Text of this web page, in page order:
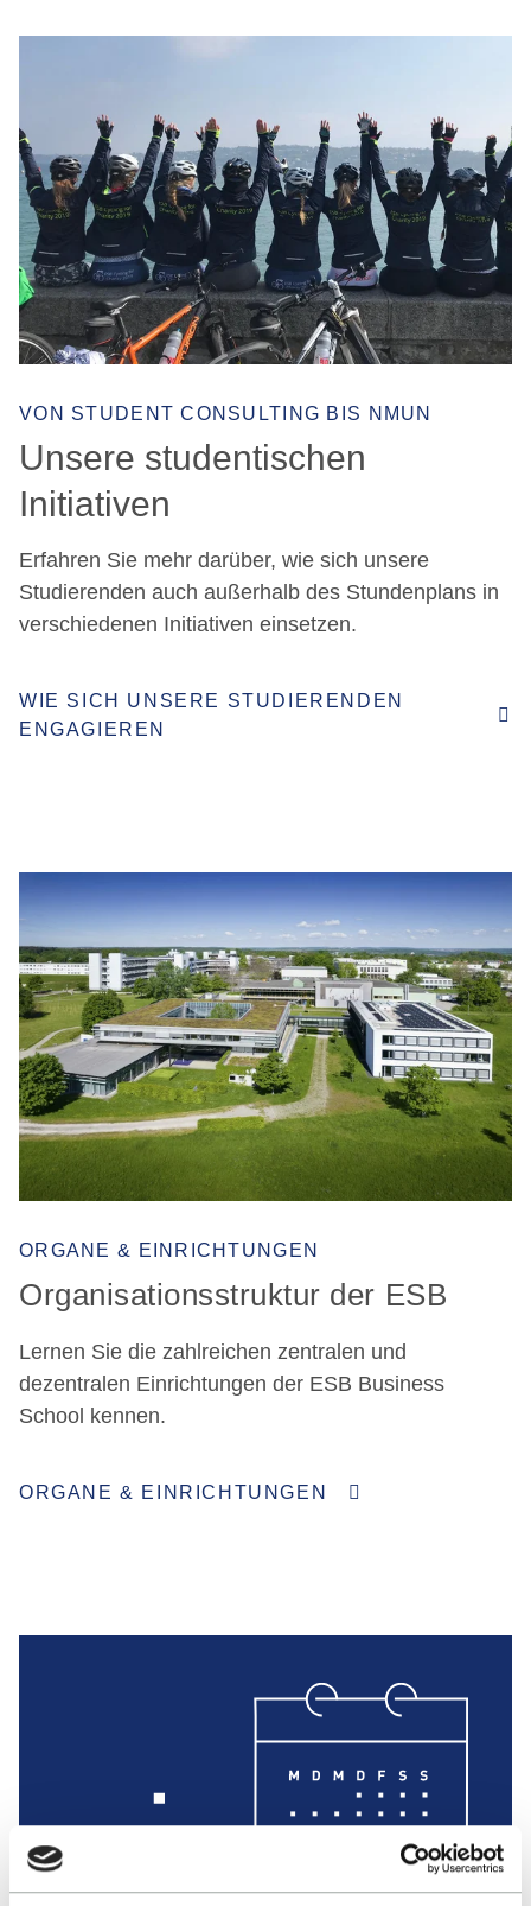
Unsere studentischen
Initiativen
VON STUDENT CONSULTING BIS NMUN
Erfahren Sie mehr darüber, wie sich unsere
Studierenden auch außerhalb des Stundenplans in
verschiedenen Initiativen einsetzen.
WIE SICH UNSERE STUDIERENDEN
ENGAGIEREN
Organisationsstruktur der ESB
ORGANE & EINRICHTUNGEN
Lernen Sie die zahlreichen zentralen und
dezentralen Einrichtungen der ESB Business
School kennen.
ORGANE & EINRICHTUNGEN